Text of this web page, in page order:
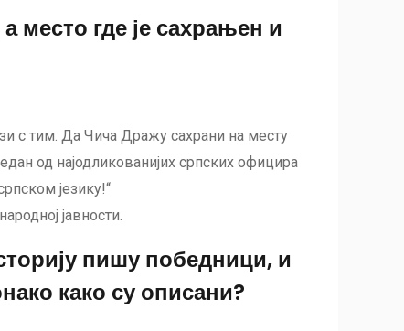
где је сахрањен и
с тим. Да Чича Дражу сахрани на месту
од најодликованијих српских официра
језику!“
јавности.
пишу победници, и
како су описани?